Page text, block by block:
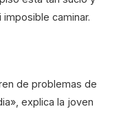
caminar.
de problemas de
explica la joven